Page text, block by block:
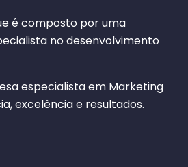
é composto por uma
no desenvolvimento
especialista em Marketing
excelência e resultados.